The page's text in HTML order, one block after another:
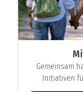
Gemeinsam
Initiativen